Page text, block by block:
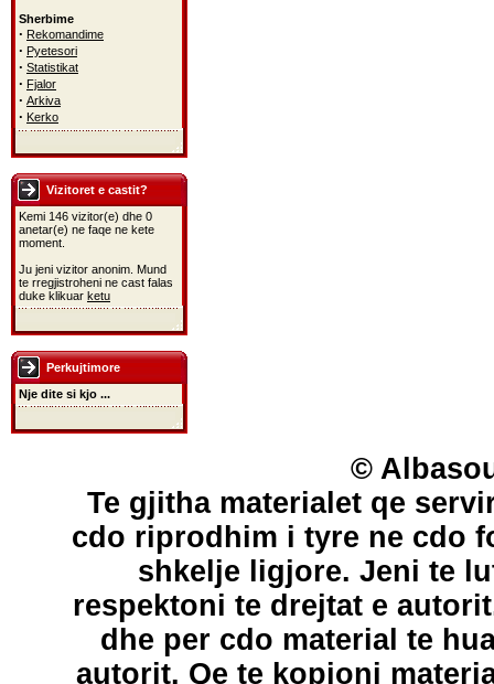
Sherbime
· Rekomandime
· Pyetesori
· Statistikat
· Fjalor
· Arkiva
· Kerko
Vizitoret e castit?
Kemi 146 vizitor(e) dhe 0
anetar(e) ne faqe ne kete
moment.
Ju jeni vizitor anonim. Mund
te rregjistroheni ne cast falas
duke klikuar ketu
Perkujtimore
Nje dite si kjo ...
©
Te gjitha materialet qe
cdo riprodhim i tyre ne cdo
shkelje ligjore. Jeni te
respektoni te drejtat e
dhe per cdo material te
autorit. Qe te kopjoni